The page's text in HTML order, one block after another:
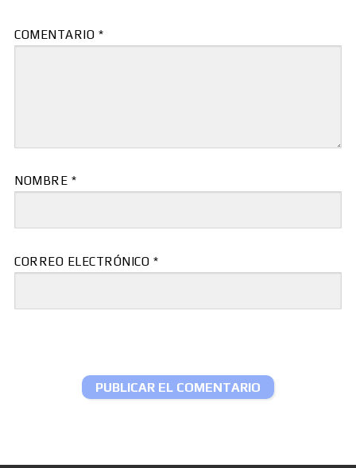
COMENTARIO *
NOMBRE *
CORREO ELECTRÓNICO *